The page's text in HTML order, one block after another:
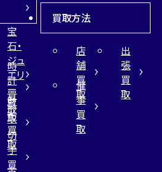
宝
石・
ジュ
エリ
ー
買
取
時
計
買
取
財
布
買
取
切
手
買
買取方法
店
舗
買
取
出
張
買
取
催
事
買
取